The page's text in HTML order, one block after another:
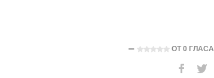
ОТ0 ГЛАСА